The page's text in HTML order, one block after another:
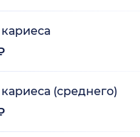
(среднего)